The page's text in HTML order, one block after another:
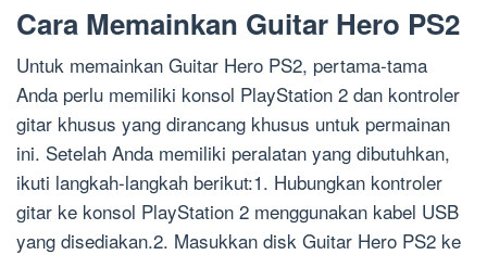
Cara Memainkan Guitar Hero PS2
Untuk memainkan Guitar Hero PS2, pertama-tama
Anda perlu memiliki konsol PlayStation 2 dan kontroler
gitar khusus yang dirancang khusus untuk permainan
ini. Setelah Anda memiliki peralatan yang dibutuhkan,
ikuti langkah-langkah berikut:1. Hubungkan kontroler
gitar ke konsol PlayStation 2 menggunakan kabel USB
yang disediakan.2. Masukkan disk Guitar Hero PS2 ke